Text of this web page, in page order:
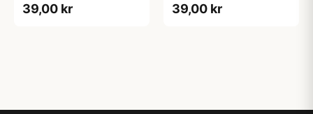
39,00 kr 39,00 kr